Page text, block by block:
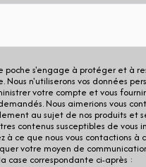
poche s'engage à protéger et à
Nous n'utiliserons vos données
votre compte et vous
Nous aimerions vous
au sujet de nos produits et
contenus susceptibles de vous
à ce que nous vous contactions à
votre moyen de
case correspondante ci-après :